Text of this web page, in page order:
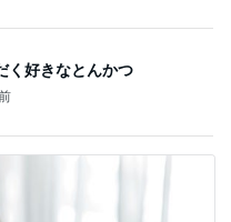
く好きなとんかつ